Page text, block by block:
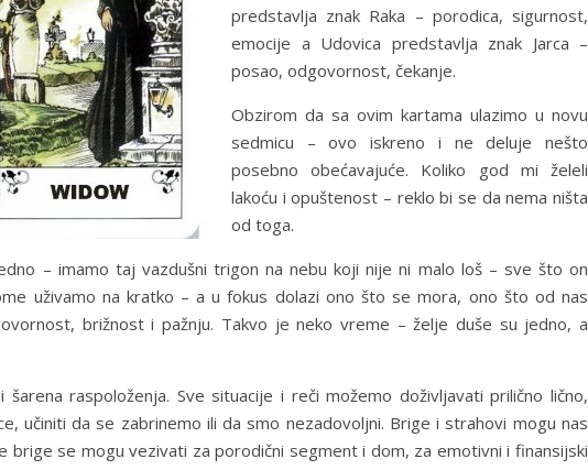
predstavlja znak Raka – porodica, sigurnost,
emocije a Udovica predstavlja znak Jarca –
posao, odgovornost, čekanje.
Obzirom da sa ovim kartama ulazimo u novu
sedmicu – ovo iskreno i ne deluje nešto
posebno obećavajuće. Koliko god mi želeli
lakoću i opuštenost – reklo bi se da nema ništa
od toga.
– imamo taj vazdušni trigon na nebu koji nije ni malo loš – sve što on
uživamo na kratko – a u fokus dolazi ono što se mora, ono što od nas
brižnost i pažnju. Takvo je neko vreme – želje duše su jedno, a
raspoloženja. Sve situacije i reči možemo doživljavati prilično lično,
učiniti da se zabrinemo ili da smo nezadovoljni. Brige i strahovi mogu nas
brige se mogu vezivati za porodični segment i dom, za emotivni i finansijski